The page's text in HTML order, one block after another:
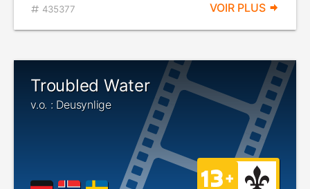
435377 VOIR PLUS
Troubled Water
v.o. : Deusynlige